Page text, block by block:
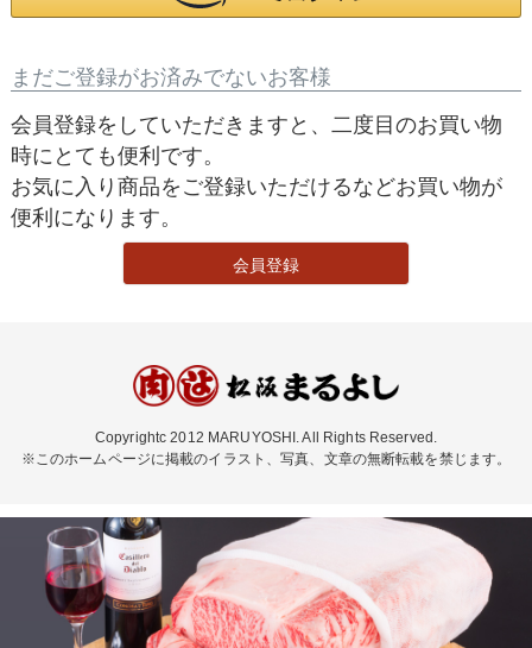
まだご登録がお済みでないお客様
会員登録をしていただきますと、二度目のお買い物
時にとても便利です。
お気に入り商品をご登録いただけるなどお買い物が
便利になります。
会員登録
Copyrightc 2012 MARUYOSHI. All Rights Reserved.
※このホームページに掲載のイラスト、写真、文章の無断転載を禁じます。